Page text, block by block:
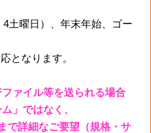
土曜日）、年末年始、ゴー
となります。
ァイル等を送られる場合
」ではなく、
で詳細なご要望（規格・サ